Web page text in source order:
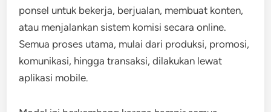
ponsel untuk bekerja, berjualan, membuat konten,
atau menjalankan sistem komisi secara online.
Semua proses utama, mulai dari produksi, promosi,
komunikasi, hingga transaksi, dilakukan lewat
aplikasi mobile.